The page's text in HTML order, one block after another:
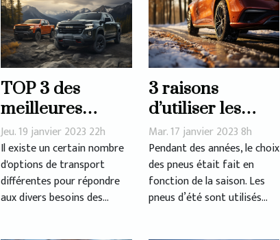
TOP 3 des
meilleures
marques de
pick-up
Jeu. 19 janvier 2023 22h
Il existe un certain nombre
d'options de transport
différentes pour répondre
aux divers besoins des...
3 raisons
d’utiliser les
pneus 4 saisons
pour son
véhicule ?
Mar. 17 janvier 2023 8h
Pendant des années, le choix
des pneus était fait en
fonction de la saison. Les
pneus d’été sont utilisés...